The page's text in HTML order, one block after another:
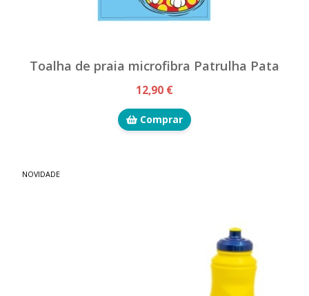
Toalha de praia microfibra Patrulha Pata
12,90 €
Comprar
NOVIDADE